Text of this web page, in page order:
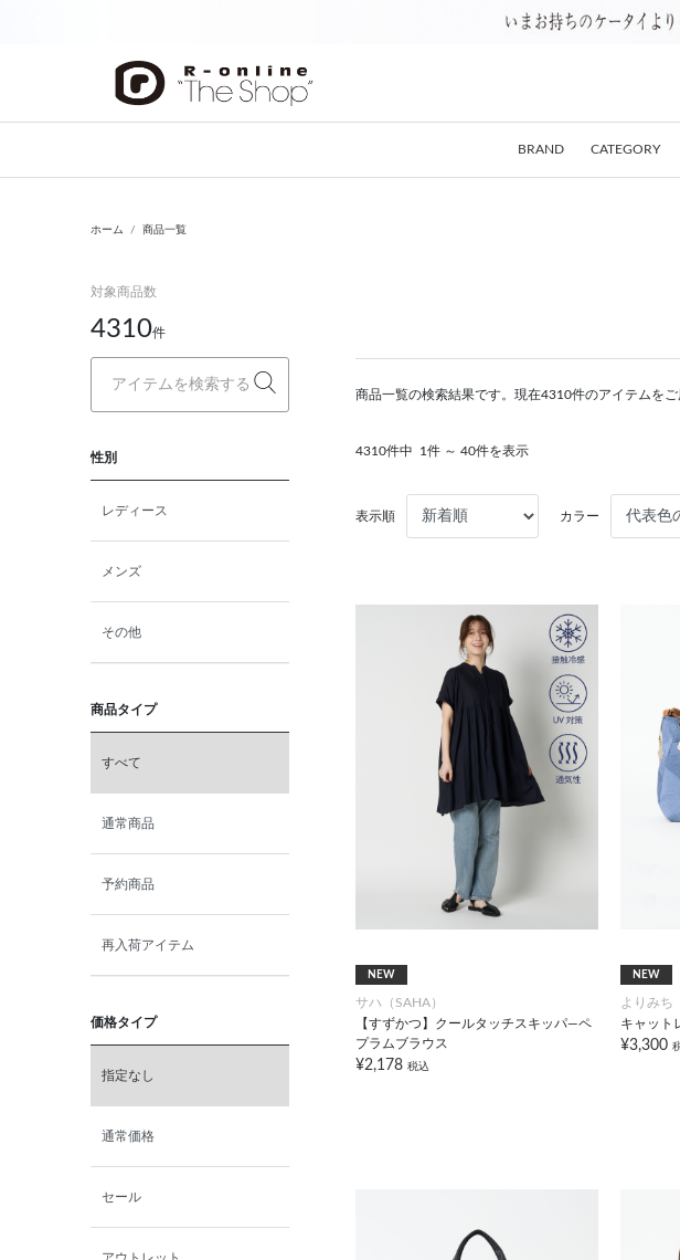
BRAND CATEGORY
ホーム 商品一覧
対象商品数
4310件
性別
レディース
メンズ
その他
商品タイプ
すべて
通常商品
予約商品
再入荷アイテム
価格タイプ
指定なし
通常価格
セール
商品一覧の検索結果です。現在4310件のアイテムをご
4310件中 1件 ～ 40件を表示
表示順 カラー
NEW
サハ（SAHA）
【すずかつ】クールタッチスキッパ―ペ
プラムブラウス
¥2,178 税込
NEW
よりみち
キャット
¥3,300